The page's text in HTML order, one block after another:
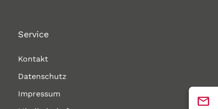
Service
Kontakt
Datenschutz
Impressum